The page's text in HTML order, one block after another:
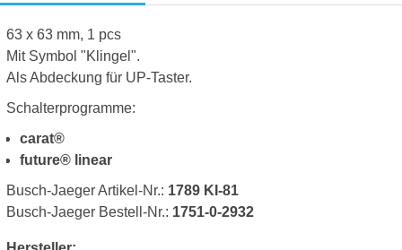
63 x 63 mm, 1 pcs
Mit Symbol "Klingel".
Als Abdeckung für UP-Taster.
Schalterprogramme:
carat®
future® linear
Busch-Jaeger Artikel-Nr.: 1789 KI-81
Busch-Jaeger Bestell-Nr.: 1751-0-2932